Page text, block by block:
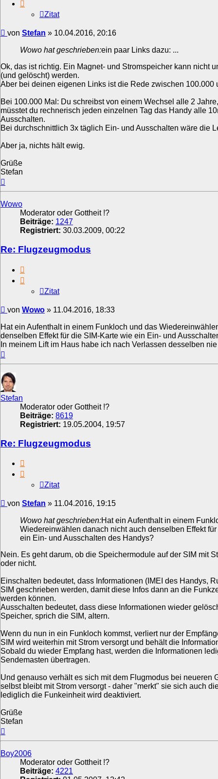
Zitat
Beitrag
von Stefan » 10.04.2016, 20:16
Wowo hat geschrieben:ein paar Links dazu: ...
Ok, das ist richtig. Ein Magnet- und Stromspeicher kann nicht
(und gelöscht) werden.
Aber bei deinen eigenen Links ist die Rede zwischen 100.000
Bei 100.000 Mal: Du schreibst von einem Wechsel alle 2
müsstet du rechnerisch jeden einzelnen Tag das Handy alle
Ausschalten.
Bei durchschnittlich 3x täglich Ein- und Ausschalten wäre die
Aber ja, nichts hält ewig.
Grüße
Stefan
oben
Wowo
Moderator oder Gottheit !?
Beiträge: 1247
Registriert: 30.03.2009, 00:22
Re: Flugzeugmodus
Zitat
Beitrag
von Wowo » 11.04.2016, 18:33
Hat ein Aufenthalt in einem Funkloch und das
denselben Effekt für die SIM-Karte wie ein Ein- und
In meinem Lift im Haus habe ich nach Verlassen desselben
Stefan
Moderator oder Gottheit !?
Beiträge: 8619
Registriert: 19.05.2004, 19:57
Re: Flugzeugmodus
Zitat
Beitrag
von Stefan » 11.04.2016, 19:15
Wowo hat geschrieben:Hat ein Aufenthalt in einem
Wiedereinwählen danach nicht auch denselben Effekt
ein Ein- und Ausschalten des Handys?
Nein. Es geht darum, ob die Speichermodule auf der SIM mit
oder nicht.
Einschalten bedeutet, dass Informationen (IMEI des Handys,
SIM geschrieben werden, damit diese Infos dann an die
werden können.
Ausschalten bedeutet, dass diese Informationen wieder
Speicher, sprich die SIM, altern.
Wenn du nun in ein Funkloch kommst, verliert nur der
SIM wird weiterhin mit Strom versorgt und behält die
Sobald du wieder Empfang hast, werden die Informationen
Sendemasten übertragen.
Und genauso verhält es sich mit dem Flugmodus bei neueren
selbst bleibt mit Strom versorgt - daher "merkt" sie sich auch
lediglich die Funkeinheit wird deaktiviert.
Grüße
Stefan
Boy2006
Moderator oder Gottheit !?
Beiträge: 4221